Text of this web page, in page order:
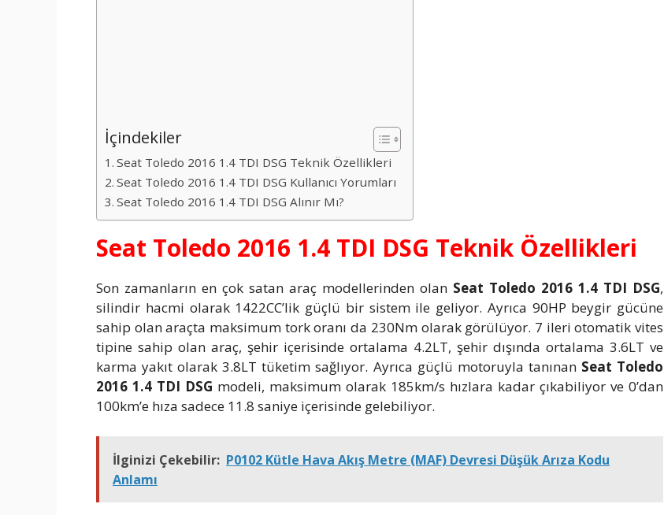
İçindekiler
Seat Toledo 2016 1.4 TDI DSG Teknik Özellikleri
Seat Toledo 2016 1.4 TDI DSG Kullanıcı Yorumları
Seat Toledo 2016 1.4 TDI DSG Alınır Mı?
Seat Toledo 2016 1.4 TDI DSG Teknik Özellikleri
Son zamanların en çok satan araç modellerinden olan Seat Toledo 2016 1.4 TDI DSG,
silindir hacmi olarak 1422CC’lik güçlü bir sistem ile geliyor. Ayrıca 90HP beygir gücüne
sahip olan araçta maksimum tork oranı da 230Nm olarak görülüyor. 7 ileri otomatik vites
tipine sahip olan araç, şehir içerisinde ortalama 4.2LT, şehir dışında ortalama 3.6LT ve
karma yakıt olarak 3.8LT tüketim sağlıyor. Ayrıca güçlü motoruyla tanınan Seat Toledo
2016 1.4 TDI DSG modeli, maksimum olarak 185km/s hızlara kadar çıkabiliyor ve 0’dan
100km’e hıza sadece 11.8 saniye içerisinde gelebiliyor.
İlginizi Çekebilir: P0102 Kütle Hava Akış Metre (MAF) Devresi Düşük Arıza Kodu
Anlamı